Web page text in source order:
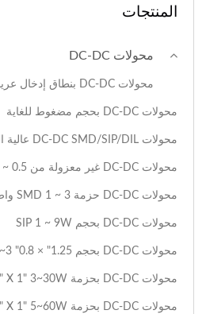
المنتجات
محولات DC-DC
محولات DC-DC بنطاق إدخال عريض 8:1
محولات DC-DC بحجم مضغوط للغاية
محولات DC-DC SMD/SIP/DIL عالية الكفاءة 0.25W~3W
محولات DC-DC غير معزولة من 0.5 ~ 10 أمبير
محولات DC-DC حزمة SMD 1 ~ 3 واط
محولات DC-DC بحجم SIP 1 ~ 9W
محولات DC-DC بحجم 1.25" × 0.8" 3~25W بتغليف DIP
محولات DC-DC بحزمة DIP 1" X 1" 3~30W
محولات DC-DC بحزمة DIP 2" X 1" 5~60W